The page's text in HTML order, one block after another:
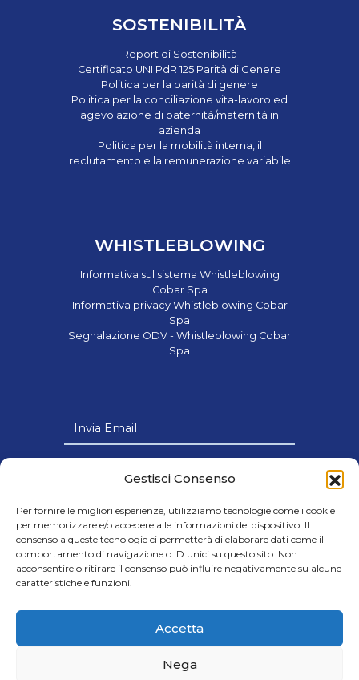
Gestisci Consenso
Per fornire le migliori esperienze, utilizziamo tecnologie come i cookie
per memorizzare e/o accedere alle informazioni del dispositivo. Il
consenso a queste tecnologie ci permetterà di elaborare dati come il
comportamento di navigazione o ID unici su questo sito. Non
acconsentire o ritirare il consenso può influire negativamente su alcune
caratteristiche e funzioni.
Accetta
Nega
SOSTENIBILITÀ
Report di Sostenibilità
Certificato UNI PdR 125 Parità di Genere
Politica per la parità di genere
Politica per la conciliazione vita-lavoro ed
agevolazione di paternità/maternità in
azienda
Politica per la mobilità interna, il
reclutamento e la remunerazione variabile
WHISTLEBLOWING
Informativa sul sistema Whistleblowing
Cobar Spa
Informativa privacy Whistleblowing Cobar
Spa
Segnalazione ODV - Whistleblowing Cobar
Spa
Invia Email
Link Utili
© 2024 Cobar s.p.a - Società con Socio
Unico soggetta all’attività di Direzione e
C.F. e P.IVA IT06605700720